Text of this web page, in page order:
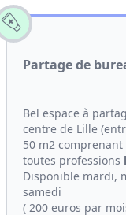
Partage de
Bel espace à
centre de Lille
50 m2
toutes professions
Disponible mardi,
samedi
( 200 euros par